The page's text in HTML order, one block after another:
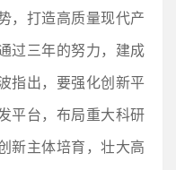
，打造高质量现代产
过三年的努力，建成
指出，要强化创新平
平台，布局重大科研
新主体培育，壮大高